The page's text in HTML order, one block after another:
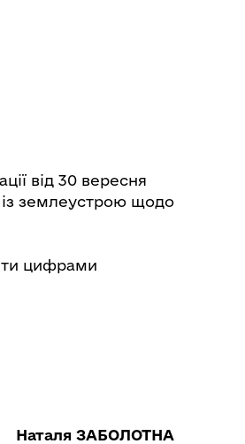
від 30 вересня
із землеустрою щодо
цифрами
Наталя ЗАБОЛОТНА